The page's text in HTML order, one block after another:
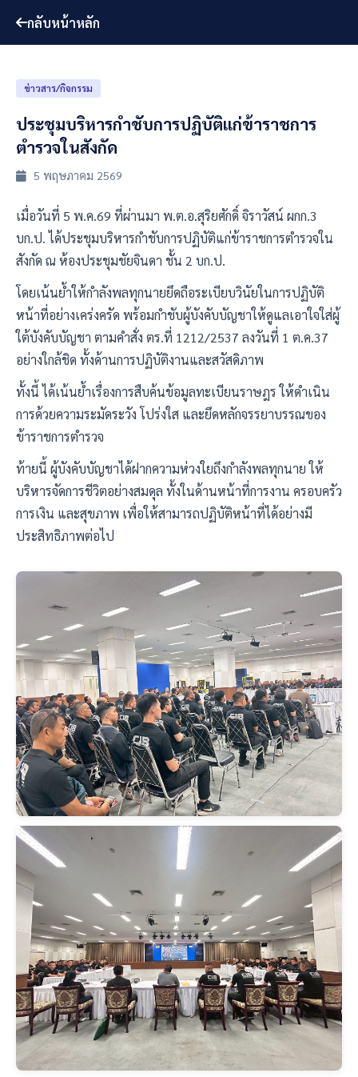
กลับหน้าหลัก
ข่าวสาร/กิจกรรม
ประชุมบริหารกำชับการปฏิบัติแก่ข้าราชการ
ตำรวจในสังกัด
5 พฤษภาคม 2569
เมื่อวันที่ 5 พ.ค.69 ที่ผ่านมา พ.ต.อ.สุริยศักดิ์ จิราวัสน์ ผกก.3
บก.ป. ได้ประชุมบริหารกำชับการปฏิบัติแก่ข้าราชการตำรวจใน
สังกัด ณ ห้องประชุมชัยจินดา ชั้น 2 บก.ป.
โดยเน้นย้ำให้กำลังพลทุกนายยึดถือระเบียบวินัยในการปฏิบัติ
หน้าที่อย่างเคร่งครัด พร้อมกำชับผู้บังคับบัญชาให้ดูแลเอาใจใส่ผู้
ใต้บังคับบัญชา ตามคำสั่ง ตร.ที่ 1212/2537 ลงวันที่ 1 ต.ค.37
อย่างใกล้ชิด ทั้งด้านการปฏิบัติงานและสวัสดิภาพ
ทั้งนี้ ได้เน้นย้ำเรื่องการสืบค้นข้อมูลทะเบียนราษฎร ให้ดำเนิน
การด้วยความระมัดระวัง โปร่งใส และยึดหลักจรรยาบรรณของ
ข้าราชการตำรวจ
ท้ายนี้ ผู้บังคับบัญชาได้ฝากความห่วงใยถึงกำลังพลทุกนาย ให้
บริหารจัดการชีวิตอย่างสมดุล ทั้งในด้านหน้าที่การงาน ครอบครัว
การเงิน และสุขภาพ เพื่อให้สามารถปฏิบัติหน้าที่ได้อย่างมี
ประสิทธิภาพต่อไป